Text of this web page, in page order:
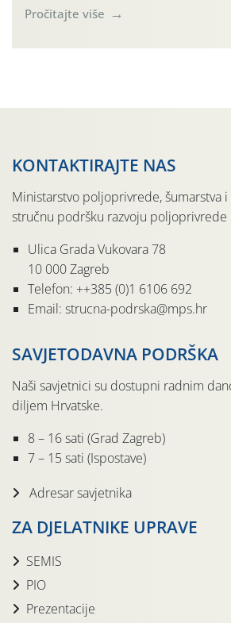
forumu, održanom 24.07.2026. godine
tradicije u Putnikovićima na poluotoku
Pročitajte više
KONTAKTIRAJTE NAS
Ministarstvo poljoprivrede, šumarstva i
stručnu podršku razvoju poljoprivrede
Ulica Grada Vukovara 78
10 000 Zagreb
Telefon: ++385 (0)1 6106 692
Email: strucna-podrska@mps.hr
SAVJETODAVNA PODRŠKA
Naši savjetnici su dostupni radnim
diljem Hrvatske.
8 – 16 sati (Grad Zagreb)
7 – 15 sati (Ispostave)
Adresar savjetnika
ZA DJELATNIKE UPRAVE
SEMIS
PIO
Prezentacije